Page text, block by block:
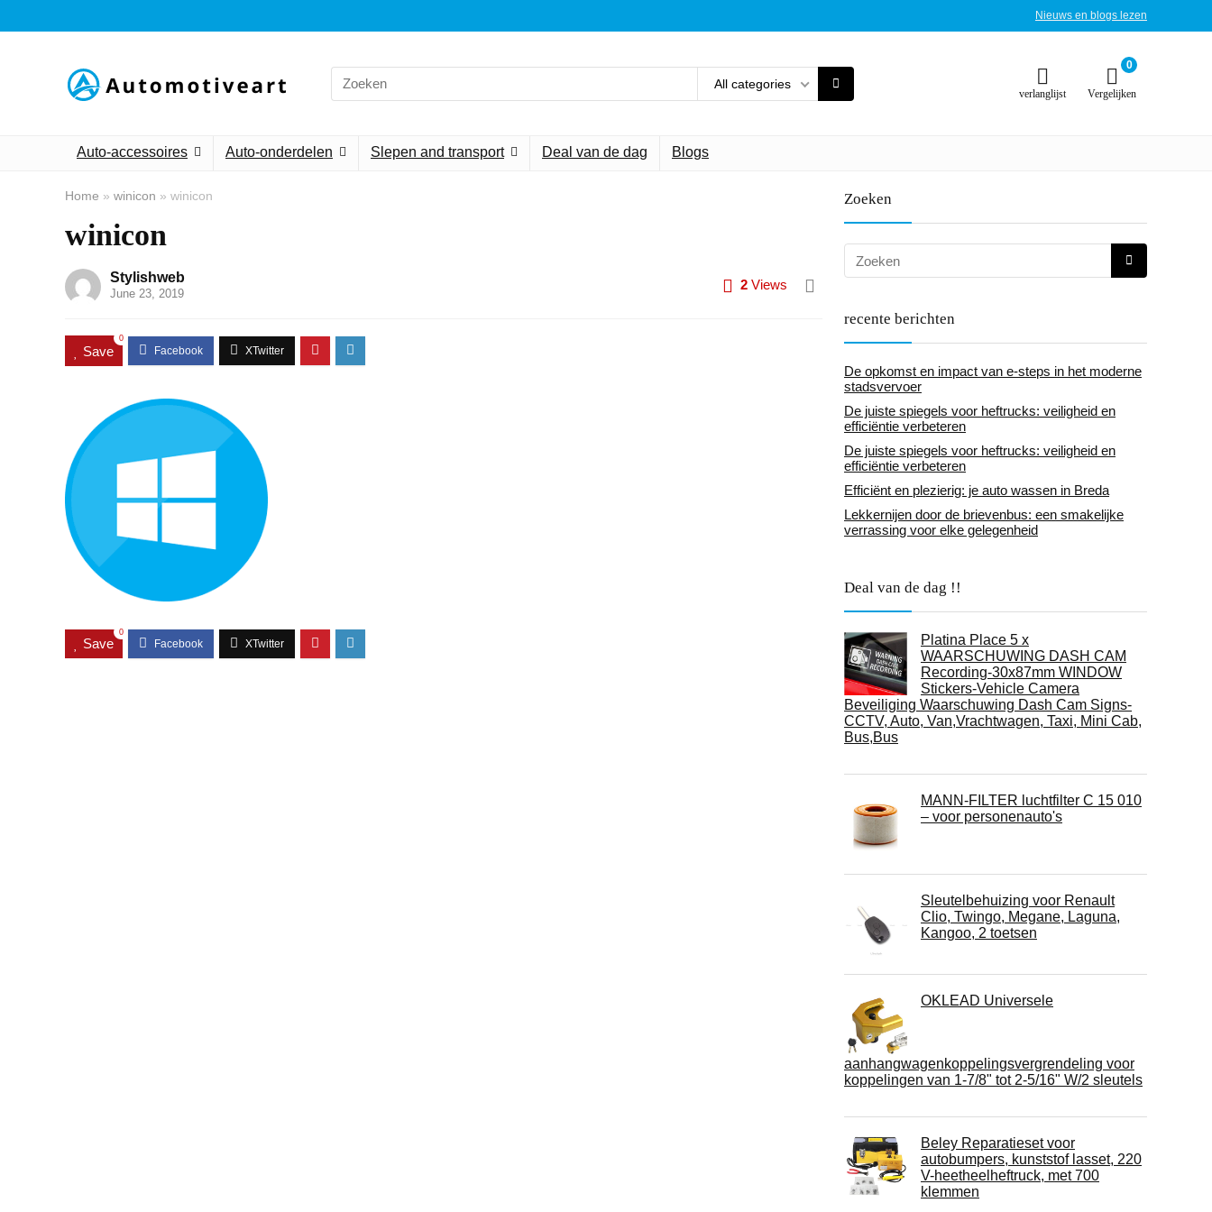
Nieuws en blogs lezen
Search
for:
All categories
verlanglijst
0
Vergelijken
Auto-accessoires Auto-onderdelen Slepen and transport Deal van de dag Blogs
Home » winicon » winicon
winicon
Stylishweb
June 23, 2019
2 Views
Save
0
Save
0
Zoeken
recente berichten
De opkomst en impact van e-steps in het moderne
stadsvervoer
De juiste spiegels voor heftrucks: veiligheid en
efficiëntie verbeteren
De juiste spiegels voor heftrucks: veiligheid en
efficiëntie verbeteren
Efficiënt en plezierig: je auto wassen in Breda
Lekkernijen door de brievenbus: een smakelijke
verrassing voor elke gelegenheid
Deal van de dag !!
Platina Place 5 x
WAARSCHUWING DASH CAM
Recording-30x87mm WINDOW
Stickers-Vehicle Camera
Beveiliging Waarschuwing Dash Cam Signs-
CCTV, Auto, Van,Vrachtwagen, Taxi, Mini Cab,
Bus,Bus
MANN-FILTER luchtfilter C 15 010
– voor personenauto's
Sleutelbehuizing voor Renault
Clio, Twingo, Megane, Laguna,
Kangoo, 2 toetsen
OKLEAD Universele
aanhangwagenkoppelingsvergrendeling voor
koppelingen van 1-7/8" tot 2-5/16" W/2 sleutels
Beley Reparatieset voor
autobumpers, kunststof lasset, 220
V-heetheelheftruck, met 700
klemmen